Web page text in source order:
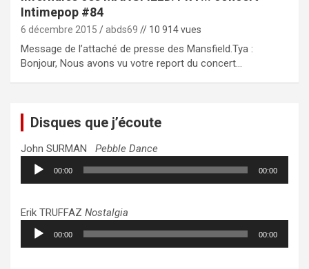
Intimepop #84
6 décembre 2015 abds69 // 10 914 vues
Message de l’attaché de presse des Mansfield.Tya :
Bonjour, Nous avons vu votre report du concert…
Disques que j’écoute
John SURMAN Pebble Dance
Lecteur
audio
00:00 00:00
Erik TRUFFAZ Nostalgia
Lecteur
audio
00:00 00:00